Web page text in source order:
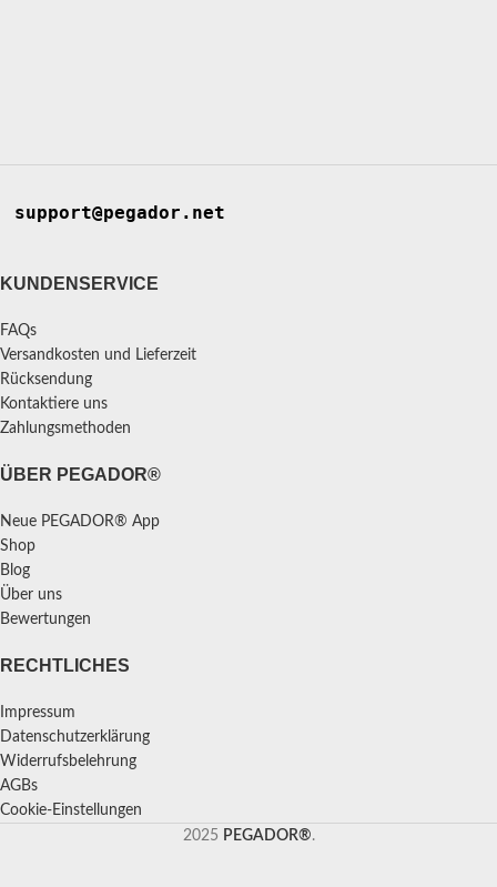
support@pegador.net
KUNDENSERVICE
FAQs
Versandkosten und Lieferzeit
Rücksendung
Kontaktiere uns
Zahlungsmethoden
ÜBER PEGADOR®
Neue PEGADOR® App
Shop
Blog
Über uns
Bewertungen
RECHTLICHES
Impressum
Datenschutzerklärung
Widerrufsbelehrung
AGBs
Cookie-Einstellungen
2025 PEGADOR®.